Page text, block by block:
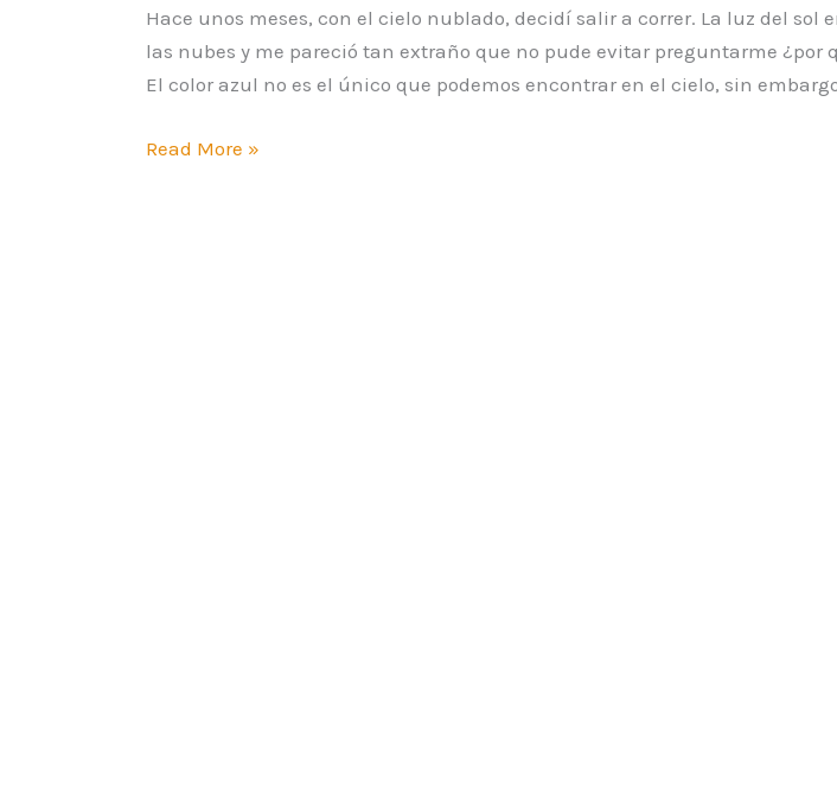
Hace unos meses, con el cielo nublado, decidí salir a correr. La luz del sol
las nubes y me pareció tan extraño que no pude evitar preguntarme ¿por
El color azul no es el único que podemos encontrar en el cielo, sin
Read More »